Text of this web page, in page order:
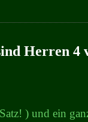
Herren 4
) und ein